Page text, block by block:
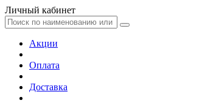
Личный кабинет
Акции
Оплата
Доставка